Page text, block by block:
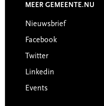
MEER GEMEENTE.NU
Nieuwsbrief
Facebook
Twitter
Linkedin
Events